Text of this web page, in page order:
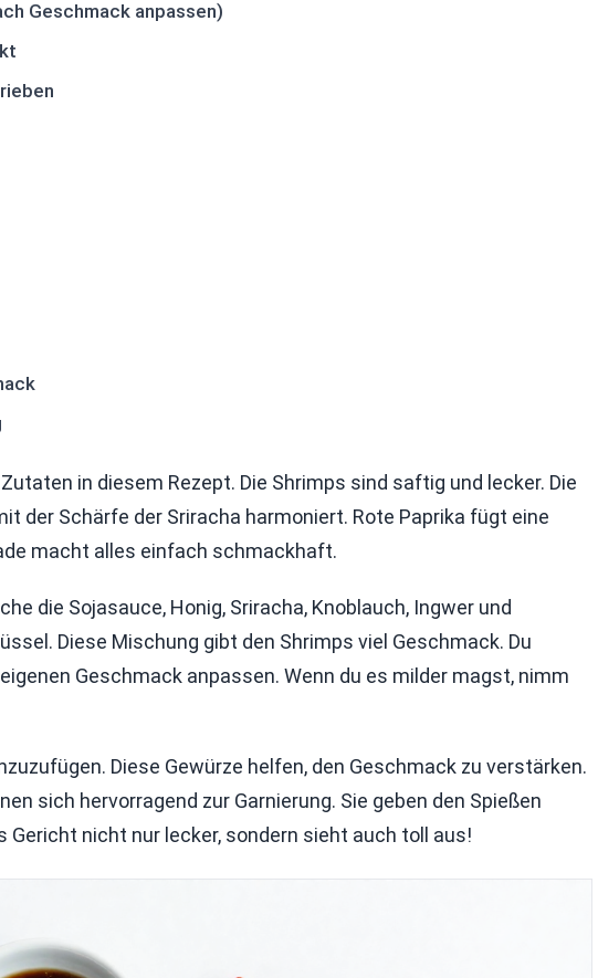
Geschmack anpassen)
in diesem Rezept. Die Shrimps sind saftig und lecker. Die
der Schärfe der Sriracha harmoniert. Rote Paprika fügt eine
macht alles einfach schmackhaft.
die Sojasauce, Honig, Sriracha, Knoblauch, Ingwer und
Diese Mischung gibt den Shrimps viel Geschmack. Du
Geschmack anpassen. Wenn du es milder magst, nimm
Diese Gewürze helfen, den Geschmack zu verstärken.
sich hervorragend zur Garnierung. Sie geben den Spießen
Gericht nicht nur lecker, sondern sieht auch toll aus!